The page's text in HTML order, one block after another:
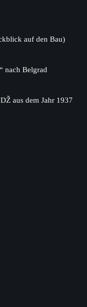
auf den Bau)
nach Belgrad
aus dem Jahr 1937